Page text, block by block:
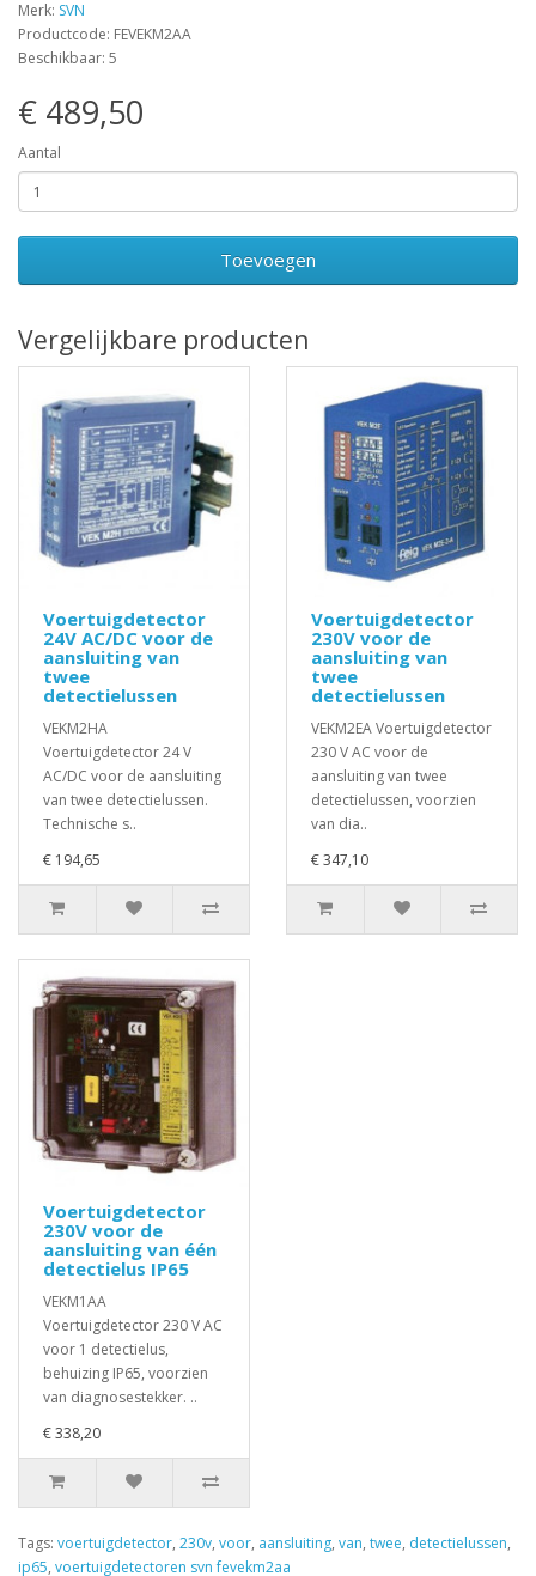
Merk: SVN
Productcode: FEVEKM2AA
Beschikbaar: 5
€ 489,50
Aantal
Toevoegen
Vergelijkbare producten
Voertuigdetector
24V AC/DC voor de
aansluiting van
twee
detectielussen
VEKM2HA
Voertuigdetector 24 V
AC/DC voor de aansluiting
van twee detectielussen.
Technische s..
€ 194,65
Voertuigdetector
230V voor de
aansluiting van
twee
detectielussen
VEKM2EA Voertuigdetector
230 V AC voor de
aansluiting van twee
detectielussen, voorzien
van dia..
€ 347,10
Voertuigdetector
230V voor de
aansluiting van één
detectielus IP65
VEKM1AA
Voertuigdetector 230 V AC
voor 1 detectielus,
behuizing IP65, voorzien
van diagnosestekker. ..
€ 338,20
Tags: voertuigdetector, 230v, voor, aansluiting, van, twee, detectielussen,
ip65, voertuigdetectoren svn fevekm2aa